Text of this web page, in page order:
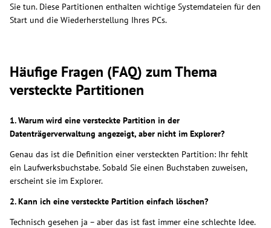
Sie tun. Diese Partitionen enthalten wichtige Systemdateien für den
Start und die Wiederherstellung Ihres PCs.
Häufige Fragen (FAQ) zum Thema
versteckte Partitionen
1. Warum wird eine versteckte Partition in der
Datenträgerverwaltung angezeigt, aber nicht im Explorer?
Genau das ist die Definition einer versteckten Partition: Ihr fehlt
ein Laufwerksbuchstabe. Sobald Sie einen Buchstaben zuweisen,
erscheint sie im Explorer.
2. Kann ich eine versteckte Partition einfach löschen?
Technisch gesehen ja – aber das ist fast immer eine schlechte Idee.